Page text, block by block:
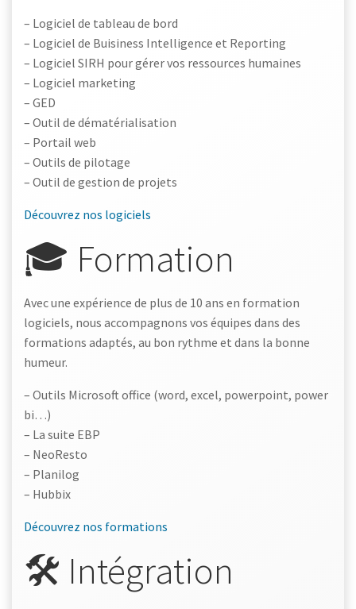
– Logiciel de tableau de bord
– Logiciel de Buisiness Intelligence et Reporting
– Logiciel SIRH pour gérer vos ressources humaines
– Logiciel marketing
– GED
– Outil de dématérialisation
– Portail web
– Outils de pilotage
– Outil de gestion de projets
Découvrez nos logiciels
🎓 Formation
Avec une expérience de plus de 10 ans en formation
logiciels, nous accompagnons vos équipes dans des
formations adaptés, au bon rythme et dans la bonne
humeur.
– Outils Microsoft office (word, excel, powerpoint, power
bi…)
– La suite EBP
– NeoResto
– Planilog
– Hubbix
Découvrez nos formations
🛠️ Intégration